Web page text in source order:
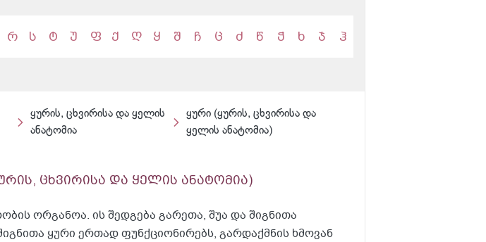
რ ს ტ უ ფ ქ ღ ყ შ ჩ ც ძ წ ჭ ხ ჯ ჰ
ყურის, ცხვირისა და ყელის
ანატომია
ყური (ყურის, ცხვირისა და
ყელის ანატომია)
ცხვირისა და ყელის ანატომია)
ორგანოა. ის შედგება გარეთა, შუა და შიგნითა
ყური ერთად ფუნქციონირებს, გარდაქმნის ხმოვან